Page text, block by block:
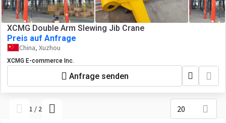
XCMG Double Arm Slewing Jib Crane
Preis auf Anfrage
China, Xuzhou
XCMG E-commerce Inc.
Anfrage senden
1 / 2 20